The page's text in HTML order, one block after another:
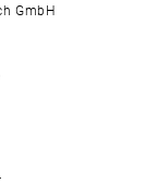
GmbH